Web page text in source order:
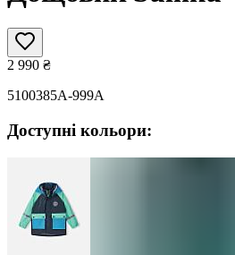
2 990 ₴
5100385A-999A
Доступні кольори: